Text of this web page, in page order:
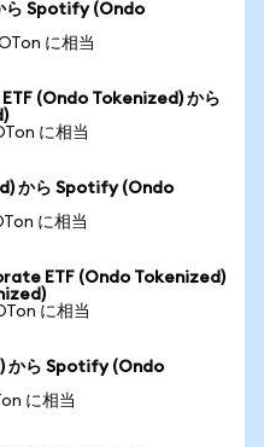
ら Spotify (Ondo
に相当
(Ondo Tokenized) から
に相当
から Spotify (Ondo
に相当
ETF (Ondo Tokenized)
に相当
から Spotify (Ondo
に相当